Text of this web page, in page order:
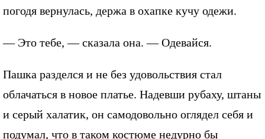
погодя вернулась, держа в охапке кучу одежи.
— Это тебе, — сказала она. — Одевайся.
Пашка разделся и не без удовольствия стал
облачаться в новое платье. Надевши рубаху, штаны
и серый халатик, он самодовольно оглядел себя и
подумал, что в таком костюме недурно бы